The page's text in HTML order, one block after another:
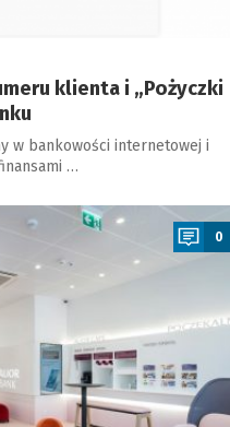
klienta i „Pożyczki
w bankowości internetowej i
…
0